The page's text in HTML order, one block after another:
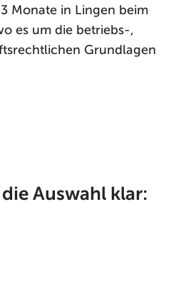
Monate in Lingen beim
es um die betriebs-,
Grundlagen
Auswahl klar: